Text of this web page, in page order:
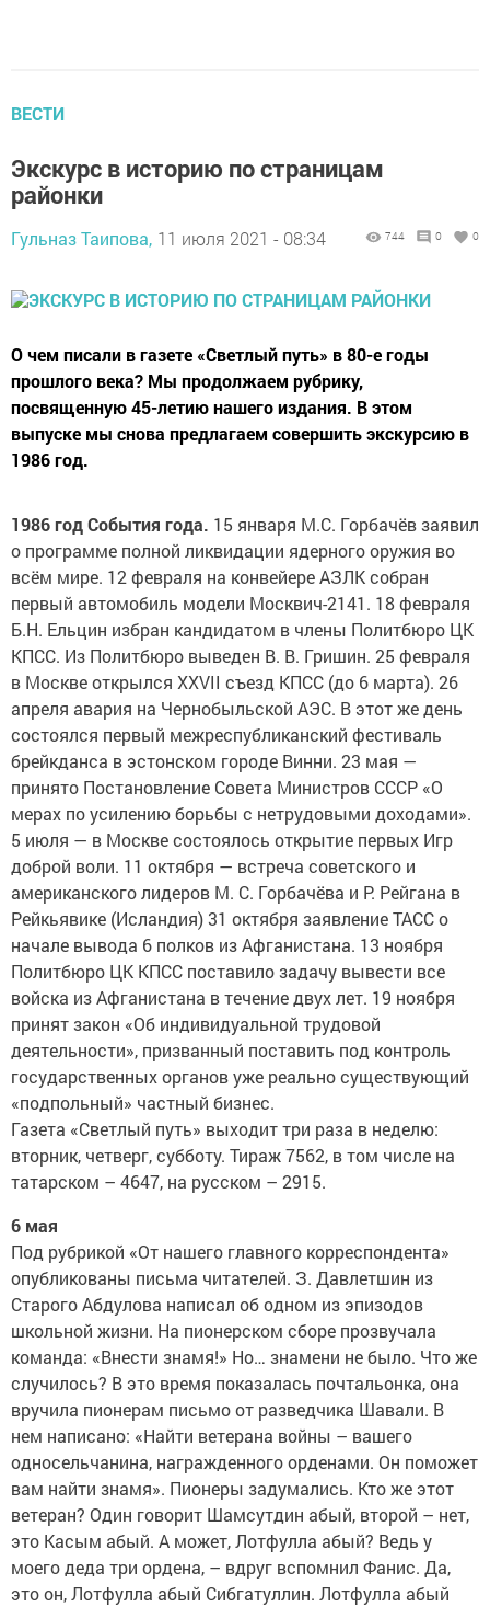
ВЕСТИ
Экскурс в историю по страницам
районки
Гульназ Таипова, 11 июля 2021 - 08:34 744 0 0
О чем писали в газете «Светлый путь» в 80-е годы
прошлого века? Мы продолжаем рубрику,
посвященную 45-летию нашего издания. В этом
выпуске мы снова предлагаем совершить экскурсию в
1986 год.
1986 год События года. 15 января М.С. Горбачёв заявил
о программе полной ликвидации ядерного оружия во
всём мире. 12 февраля на конвейере АЗЛК собран
первый автомобиль модели Москвич-2141. 18 февраля
Б.Н. Ельцин избран кандидатом в члены Политбюро ЦК
КПСС. Из Политбюро выведен В. В. Гришин. 25 февраля
в Москве открылся XXVII съезд КПСС (до 6 марта). 26
апреля авария на Чернобыльской АЭС. В этот же день
состоялся первый межреспубликанский фестиваль
брейкданса в эстонском городе Винни. 23 мая —
принято Постановление Совета Министров СССР «О
мерах по усилению борьбы с нетрудовыми доходами».
5 июля — в Москве состоялось открытие первых Игр
доброй воли. 11 октября — встреча советского и
американского лидеров М. С. Горбачёва и Р. Рейгана в
Рейкьявике (Исландия) 31 октября заявление ТАСС о
начале вывода 6 полков из Афганистана. 13 ноября
Политбюро ЦК КПСС поставило задачу вывести все
войска из Афганистана в течение двух лет. 19 ноября
принят закон «Об индивидуальной трудовой
деятельности», призванный поставить под контроль
государственных органов уже реально существующий
«подпольный» частный бизнес.
Газета «Светлый путь» выходит три раза в неделю:
вторник, четверг, субботу. Тираж 7562, в том числе на
татарском – 4647, на русском – 2915.
6 мая
Под рубрикой «От нашего главного корреспондента»
опубликованы письма читателей. З. Давлетшин из
Старого Абдулова написал об одном из эпизодов
школьной жизни. На пионерском сборе прозвучала
команда: «Внести знамя!» Но… знамени не было. Что же
случилось? В это время показалась почтальонка, она
вручила пионерам письмо от разведчика Шавали. В
нем написано: «Найти ветерана войны – вашего
односельчанина, награжденного орденами. Он поможет
вам найти знамя». Пионеры задумались. Кто же этот
ветеран? Один говорит Шамсутдин абый, второй – нет,
это Касым абый. А может, Лотфулла абый? Ведь у
моего деда три ордена, – вдруг вспомнил Фанис. Да,
это он, Лотфулла абый Сибгатуллин. Лотфулла абый